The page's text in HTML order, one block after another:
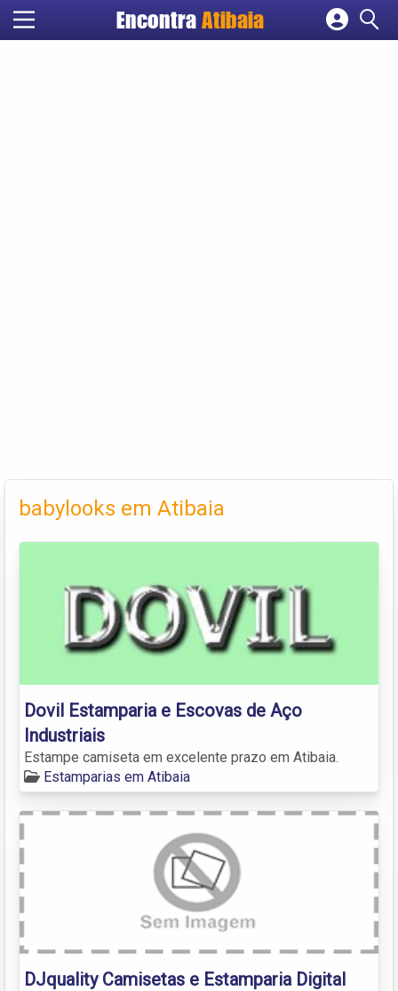
Encontra Atibaia
babylooks em Atibaia
Dovil Estamparia e Escovas de Aço
Industriais
Estampe camiseta em excelente prazo em Atibaia.
Estamparias em Atibaia
DJquality Camisetas e Estamparia Digital